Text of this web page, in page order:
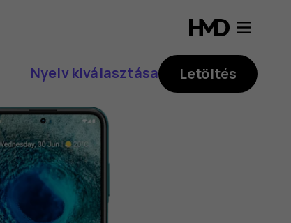
Nyelv kiválasztása Letöltés